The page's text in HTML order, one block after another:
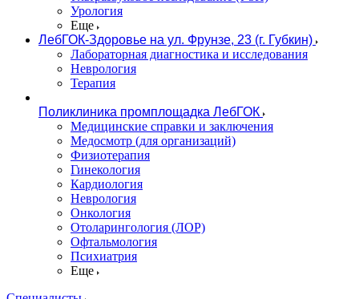
Урология
Еще
ЛебГОК-Здоровье на ул. Фрунзе, 23 (г. Губкин)
Лабораторная диагностика и исследования
Неврология
Терапия
Поликлиника промплощадка ЛебГОК
Медицинские справки и заключения
Медосмотр (для организаций)
Физиотерапия
Гинекология
Кардиология
Неврология
Онкология
Отоларингология (ЛОР)
Офтальмология
Психиатрия
Еще